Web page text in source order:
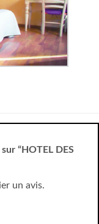
“HOTEL DES
un avis.